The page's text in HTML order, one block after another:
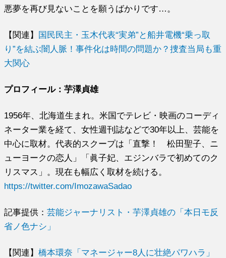
悪夢を再び見ないことを願うばかりです…。
【関連】
国民民主・玉木代表“実弟”と船井電機“乗っ取
り”を結ぶ闇人脈！事件化は時間の問題か？捜査当局も重
大関心
プロフィール：芋澤貞雄
1956年、北海道生まれ。米国でテレビ・映画のコーディ
ネーター業を経て、女性週刊誌などで30年以上、芸能を
中心に取材。代表的スクープは「直撃！ 松田聖子、ニ
ューヨークの恋人」「眞子妃、エジンバラで初めてのク
リスマス」。現在も幅広く取材を続ける。
https://twitter.com/ImozawaSadao
記事提供：芸能ジャーナリスト・芋澤貞雄の「本日モ反
省ノ色ナシ」
【関連】橋本環奈「マネージャー8人に壮絶パワハラ」